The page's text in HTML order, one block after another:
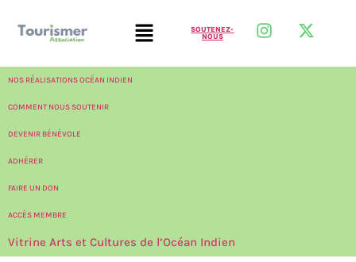
SOUTENEZ-
NOUS
NOS RÉALISATIONS OCÉAN INDIEN
COMMENT NOUS SOUTENIR
DEVENIR BÉNÉVOLE
ADHÉRER
FAIRE UN DON
ACCÈS MEMBRE
Vitrine Arts et Cultures de l’Océan Indien